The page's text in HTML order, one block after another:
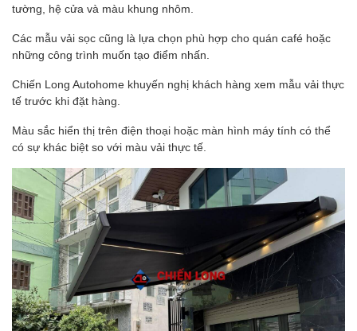
tường, hệ cửa và màu khung nhôm.
Các mẫu vải sọc cũng là lựa chọn phù hợp cho quán café hoặc
những công trình muốn tạo điểm nhấn.
Chiến Long Autohome khuyến nghị khách hàng xem mẫu vải thực
tế trước khi đặt hàng.
Màu sắc hiển thị trên điện thoại hoặc màn hình máy tính có thể
có sự khác biệt so với màu vải thực tế.